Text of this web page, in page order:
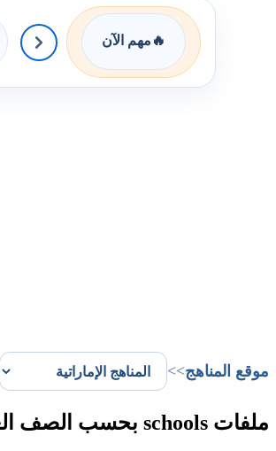
🔥 مهم الآن
موقع المناهج>>
ملفات schools بحسب الصف العاشر في الإمارات